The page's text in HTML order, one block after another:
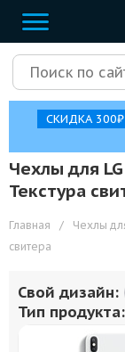
СКИДКА 300₽
Чехлы для
Текстура
Главная / Чехлы
свитера
Свой дизайн:
Тип продукта: